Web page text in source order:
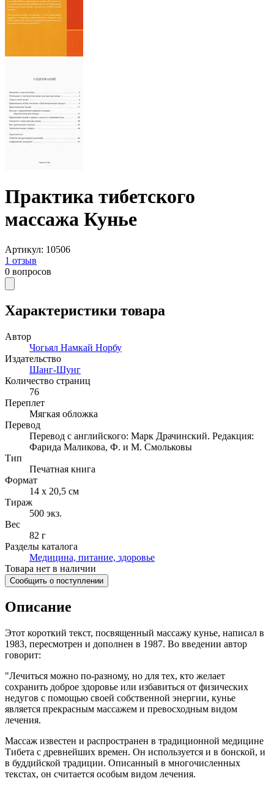
Практика тибетского
массажа Кунье
Артикул: 10506
1 отзыв
0 вопросов
Характеристики товара
Автор
Чогьял Намкай Норбу
Издательство
Шанг-Шунг
Количество страниц
76
Переплет
Мягкая обложка
Перевод
Перевод с английского: Марк Драчинский. Редакция:
Фарида Маликова, Ф. и М. Смольковы
Тип
Печатная книга
Формат
14 x 20,5 см
Тираж
500 экз.
Вес
82 г
Разделы каталога
Медицина, питание, здоровье
Товара нет в наличии
Сообщить о поступлении
Описание
Этот короткий текст, посвященный массажу кунье, написал в
1983, пересмотрен и дополнен в 1987. Во введении автор
говорит:
"Лечиться можно по-разному, но для тех, кто желает
сохранить доброе здоровье или избавиться от физических
недугов с помощью своей собственной энергии, кунье
является прекрасным массажем и превосходным видом
лечения.
Массаж известен и распространен в традиционной медицине
Тибета с древнейших времен. Он используется и в бонской, и
в буддийской традиции. Описанный в многочисленных
текстах, он считается особым видом лечения.